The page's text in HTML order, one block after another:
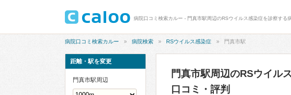
病院口コミ検索カルー - 門真市駅周辺のRSウイルス感染症を診察する
病院口コミ検索カルー 病院検索 RSウイルス感染症 門真市駅
門真市駅周辺のRSウイル
口コミ・評判
距離・駅を変更
門真市駅周辺